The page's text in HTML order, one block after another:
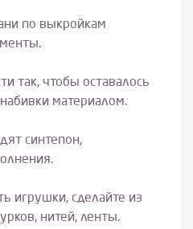
по выкройкам
так, чтобы оставалось
материалом.
синтепон,
игрушки, сделайте из
нитей, ленты.